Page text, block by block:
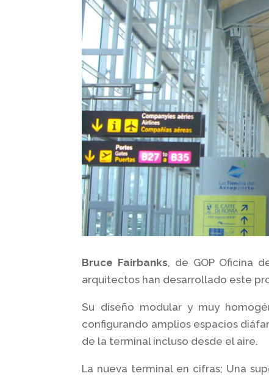
Bruce Fairbanks, de GOP Oficina
arquitectos han desarrollado este
Su diseño modular y muy
configurando amplios espacios
de la terminal incluso desde el aire.
La nueva terminal en cifras; Una